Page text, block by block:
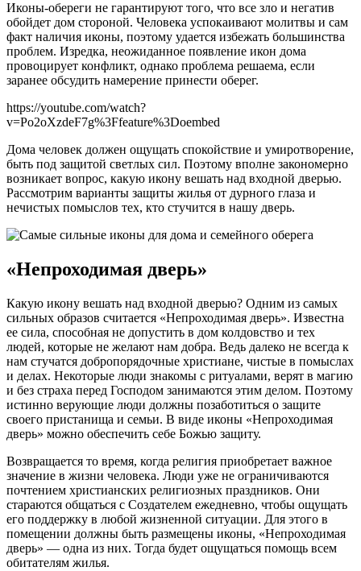
Иконы-обереги не гарантируют того, что все зло и негатив
обойдет дом стороной. Человека успокаивают молитвы и сам
факт наличия иконы, поэтому удается избежать большинства
проблем. Изредка, неожиданное появление икон дома
провоцирует конфликт, однако проблема решаема, если
заранее обсудить намерение принести оберег.
https://youtube.com/watch?
v=Po2oXzdeF7g%3Ffeature%3Doembed
Дома человек должен ощущать спокойствие и умиротворение,
быть под защитой светлых сил. Поэтому вполне закономерно
возникает вопрос, какую икону вешать над входной дверью.
Рассмотрим варианты защиты жилья от дурного глаза и
нечистых помыслов тех, кто стучится в нашу дверь.
«Непроходимая дверь»
Какую икону вешать над входной дверью? Одним из самых
сильных образов считается «Непроходимая дверь». Известна
ее сила, способная не допустить в дом колдовство и тех
людей, которые не желают нам добра. Ведь далеко не всегда к
нам стучатся добропорядочные христиане, чистые в помыслах
и делах. Некоторые люди знакомы с ритуалами, верят в магию
и без страха перед Господом занимаются этим делом. Поэтому
истинно верующие люди должны позаботиться о защите
своего пристанища и семьи. В виде иконы «Непроходимая
дверь» можно обеспечить себе Божью защиту.
Возвращается то время, когда религия приобретает важное
значение в жизни человека. Люди уже не ограничиваются
почтением христианских религиозных праздников. Они
стараются общаться с Создателем ежедневно, чтобы ощущать
его поддержку в любой жизненной ситуации. Для этого в
помещении должны быть размещены иконы, «Непроходимая
дверь» — одна из них. Тогда будет ощущаться помощь всем
обитателям жилья.